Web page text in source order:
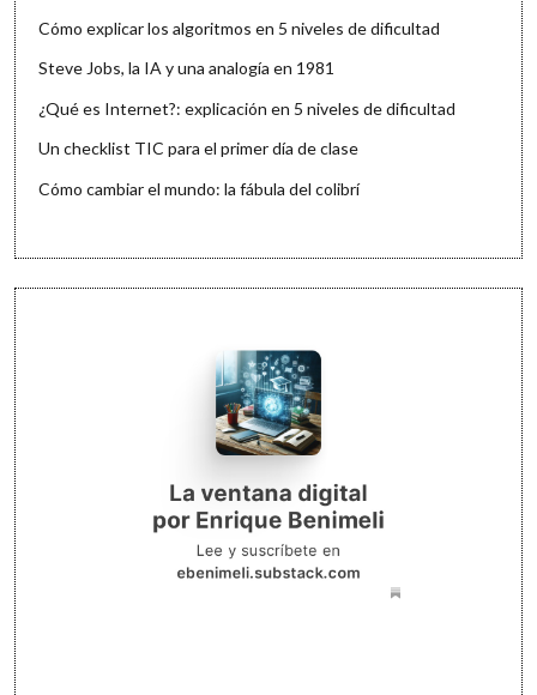
Cómo explicar los algoritmos en 5 niveles de dificultad
Steve Jobs, la IA y una analogía en 1981
¿Qué es Internet?: explicación en 5 niveles de dificultad
Un checklist TIC para el primer día de clase
Cómo cambiar el mundo: la fábula del colibrí